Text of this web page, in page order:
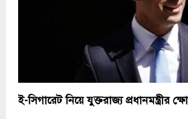
ই-সিগারেট নিয়ে যুক্তরাজ্য প্রধানমন্ত্রীর